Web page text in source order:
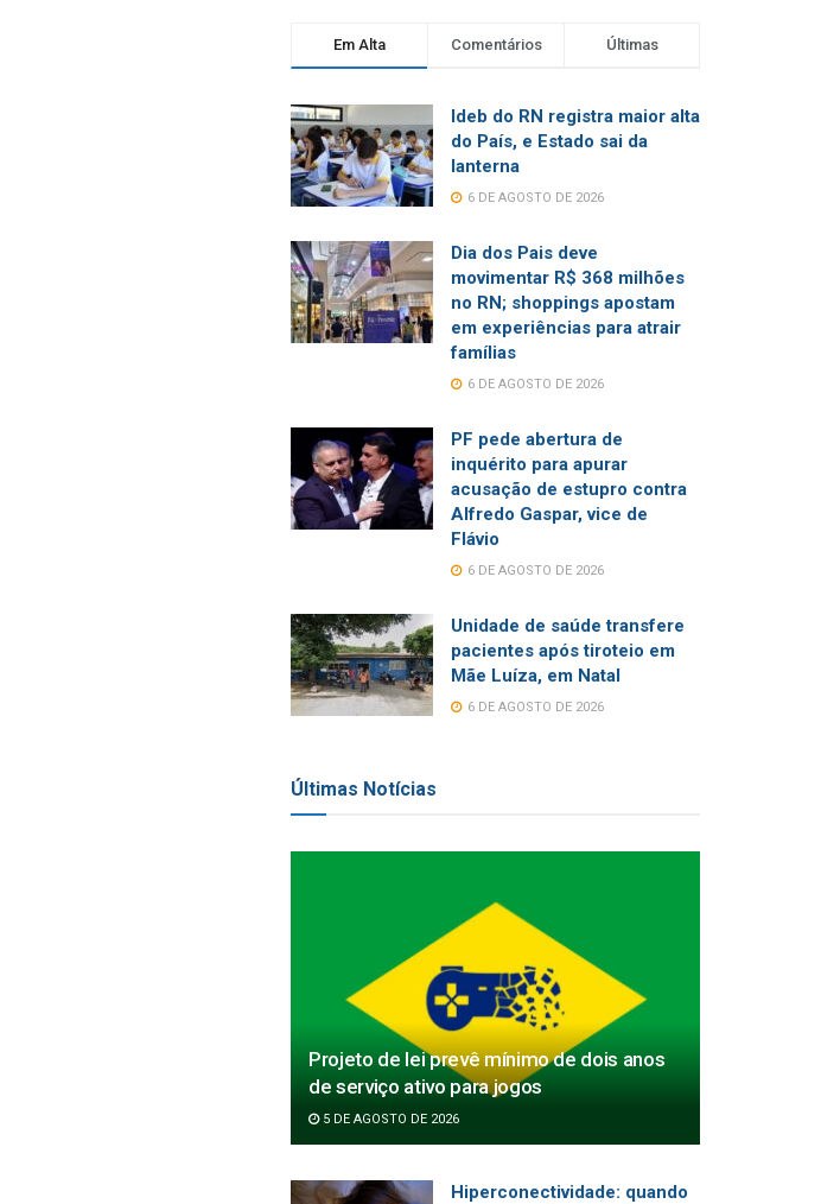
Em Alta Comentários Últimas
Ideb do RN registra maior alta
do País, e Estado sai da
lanterna
6 DE AGOSTO DE 2026
Dia dos Pais deve
movimentar R$ 368 milhões
no RN; shoppings apostam
em experiências para atrair
famílias
6 DE AGOSTO DE 2026
PF pede abertura de
inquérito para apurar
acusação de estupro contra
Alfredo Gaspar, vice de
Flávio
6 DE AGOSTO DE 2026
Unidade de saúde transfere
pacientes após tiroteio em
Mãe Luíza, em Natal
6 DE AGOSTO DE 2026
Últimas Notícias
Projeto de lei prevê mínimo de dois anos
de serviço ativo para jogos
5 DE AGOSTO DE 2026
Hiperconectividade: quando